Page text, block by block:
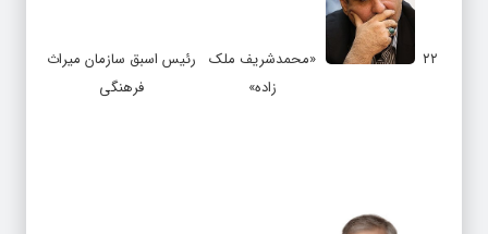
۲۲
«محمدشریف ملک
زاده»
رئیس اسبق سازمان میراث
فرهنگی